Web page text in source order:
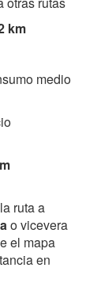
km
medio
ruta a
o vicevera
el mapa
en